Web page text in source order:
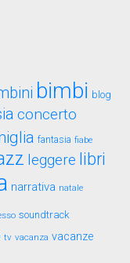
bimbi blog
concerto
fantasia fiabe
leggere libri
narrativa natale
soundtrack
tv vacanza vacanze